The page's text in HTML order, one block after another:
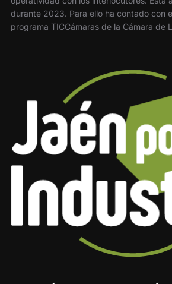
durante 2023. Para ello ha contado con
programa TICCámaras de la Cámara de